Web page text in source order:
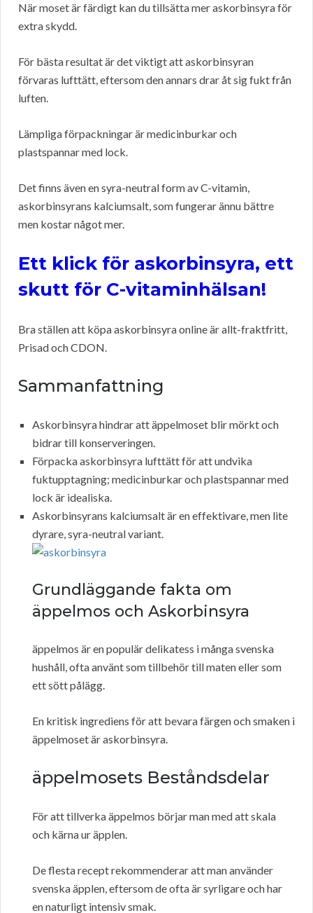
När moset är färdigt kan du tillsätta mer askorbinsyra för
extra skydd.
För bästa resultat är det viktigt att askorbinsyran
förvaras lufttätt, eftersom den annars drar åt sig fukt från
luften.
Lämpliga förpackningar är medicinburkar och
plastspannar med lock.
Det finns även en syra-neutral form av C-vitamin,
askorbinsyrans kalciumsalt, som fungerar ännu bättre
men kostar något mer.
Ett klick för askorbinsyra, ett
skutt för C-vitaminhälsan!
Bra ställen att köpa askorbinsyra online är allt-fraktfritt,
Prisad och CDON.
Sammanfattning
Askorbinsyra hindrar att äppelmoset blir mörkt och
bidrar till konserveringen.
Förpacka askorbinsyra lufttätt för att undvika
fuktupptagning; medicinburkar och plastspannar med
lock är idealiska.
Askorbinsyrans kalciumsalt är en effektivare, men lite
dyrare, syra-neutral variant.
Grundläggande fakta om
äppelmos och Askorbinsyra
äppelmos är en populär delikatess i många svenska
hushåll, ofta använt som tillbehör till maten eller som
ett sött pålägg.
En kritisk ingrediens för att bevara färgen och smaken i
äppelmoset är askorbinsyra.
äppelmosets Beståndsdelar
För att tillverka äppelmos börjar man med att skala
och kärna ur äpplen.
De flesta recept rekommenderar att man använder
svenska äpplen, eftersom de ofta är syrligare och har
en naturligt intensiv smak.